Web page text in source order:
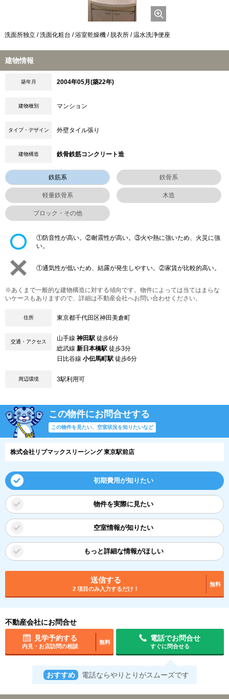
洗面所独立 / 洗面化粧台 / 浴室乾燥機 / 脱衣所 / 温水洗浄便座
建物情報
築年月 2004年05月(築22年)
建物種別 マンション
タイプ・デザイン 外壁タイル張り
建物構造 鉄骨鉄筋コンクリート造
鉄筋系 鉄骨系
軽量鉄骨系 木造
ブロック・その他
①防音性が高い。②耐震性が高い。③火や熱に強いため、火災に強
い。
①通気性が低いため、結露が発生しやすい。②家賃が比較的高い。
※あくまで一般的な建物構造に対する傾向です。物件によっては当てはまらな
いケースもありますので、詳細は不動産会社へお問い合わせください。
住所 東京都千代田区神田美倉町
交通・アクセス 山手線 神田駅 徒歩6分
総武線 新日本橋駅 徒歩3分
日比谷線 小伝馬町駅 徒歩6分
周辺環境 3駅利用可
この物件にお問合せする
この物件を見たい、空室状況を知りたいなど
株式会社リブマックスリーシング 東京駅前店
初期費用が知りたい
物件を実際に見たい
空室情報が知りたい
もっと詳細な情報がほしい
送信する
2 項目のみ入力するだけ！
無料
不動産会社にお問合せ
見学予約する
内見・お店訪問の相談
無料
電話でお問合せ
すぐに問合せる
おすすめ 電話ならやりとりがスムーズです